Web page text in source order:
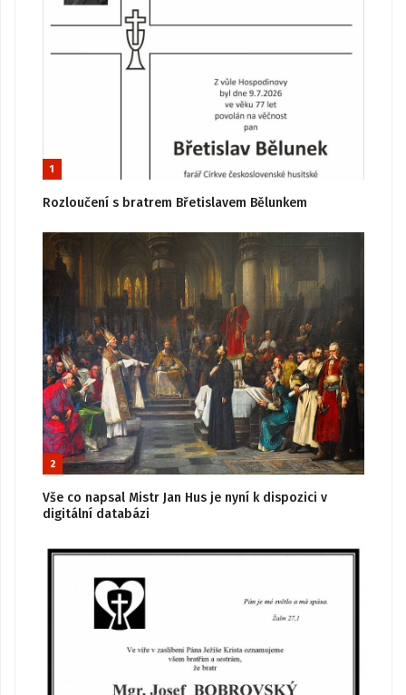
1
Rozloučení s bratrem Břetislavem Bělunkem
2
Vše co napsal Mistr Jan Hus je nyní k dispozici v
digitální databázi